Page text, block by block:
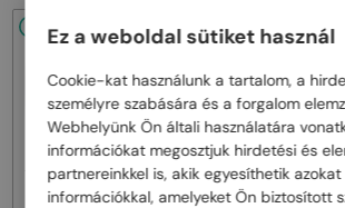
48/72 -53%
Marni—Napszemüvegek
48/72
Marni—
Ez a weboldal sütiket használ
Cookie-kat használunk a tartalom, a
személyre szabására és a forgalom
Webhelyünk Ön általi használatára
információkat megosztjuk hirdetési és
partnereinkkel is, akik egyesíthetik azokat
információkkal, amelyeket Ön biztosított